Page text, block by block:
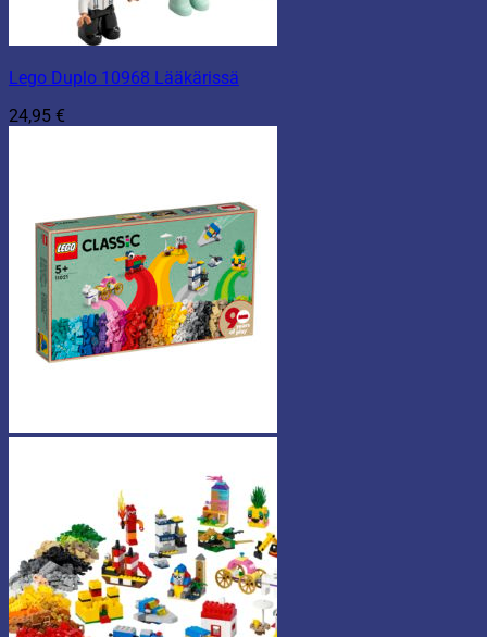
Lego Duplo 10968 Lääkärissä
24,95 €